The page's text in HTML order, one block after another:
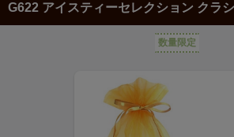
G622 アイスティーセレクション クラ
数量限定